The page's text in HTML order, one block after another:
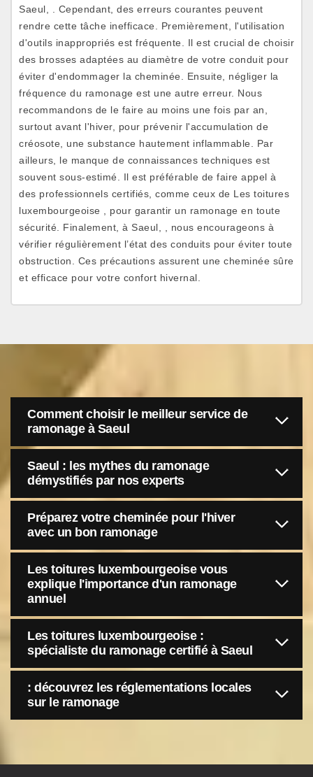
Saeul, . Cependant, des erreurs courantes peuvent
rendre cette tâche inefficace. Premièrement, l'utilisation
d'outils inappropriés est fréquente. Il est crucial de choisir
des brosses adaptées au diamètre de votre conduit pour
éviter d'endommager la cheminée. Ensuite, négliger la
fréquence du ramonage est une autre erreur. Nous
recommandons de le faire au moins une fois par an,
surtout avant l'hiver, pour prévenir l'accumulation de
créosote, une substance hautement inflammable. Par
ailleurs, le manque de connaissances techniques est
souvent sous-estimé. Il est préférable de faire appel à
des professionnels certifiés, comme ceux de Les toitures
luxembourgeoise , pour garantir un ramonage en toute
sécurité. Finalement, à Saeul, , nous encourageons à
vérifier régulièrement l’état des conduits pour éviter toute
obstruction. Ces précautions assurent une cheminée sûre
et efficace pour votre confort hivernal.
Comment choisir le meilleur service de
ramonage à Saeul
Saeul : les mythes du ramonage
démystifiés par nos experts
Préparez votre cheminée pour l'hiver
avec un bon ramonage
Les toitures luxembourgeoise vous
explique l'importance d'un ramonage
annuel
Les toitures luxembourgeoise :
spécialiste du ramonage certifié à Saeul
: découvrez les réglementations locales
sur le ramonage